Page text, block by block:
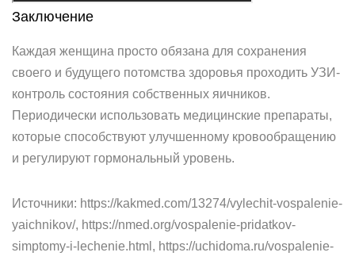
Заключение
Каждая женщина просто обязана для сохранения
своего и будущего потомства здоровья проходить УЗИ-
контроль состояния собственных яичников.
Периодически использовать медицинские препараты,
которые способствуют улучшенному кровообращению
и регулируют гормональный уровень.
Источники: https://kakmed.com/13274/vylechit-vospalenie-
yaichnikov/, https://nmed.org/vospalenie-pridatkov-
simptomy-i-lechenie.html, https://uchidoma.ru/vospalenie-